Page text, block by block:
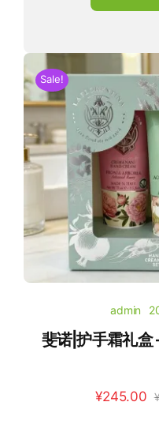
Sale!
admin
斐诺|护手霜礼
¥245.00